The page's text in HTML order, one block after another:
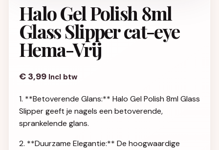
Halo Gel Polish 8ml
Glass Slipper cat-eye
Hema-Vrij
€ 3,99 Incl btw
1. **Betoverende Glans:** Halo Gel Polish 8ml Glass
Slipper geeft je nagels een betoverende,
sprankelende glans.
2. **Duurzame Elegantie:** De hoogwaardige